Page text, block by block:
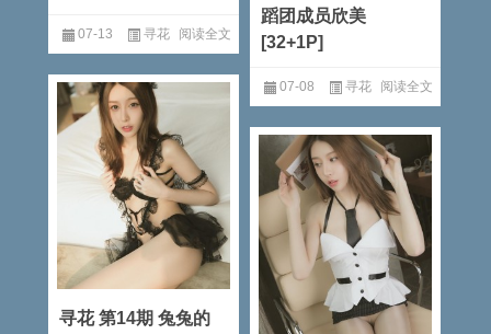
07-13 寻花 阅读全文
蹈团成员欣美
[32+1P]
07-08 寻花 阅读全文
寻花 第14期 兔兔的